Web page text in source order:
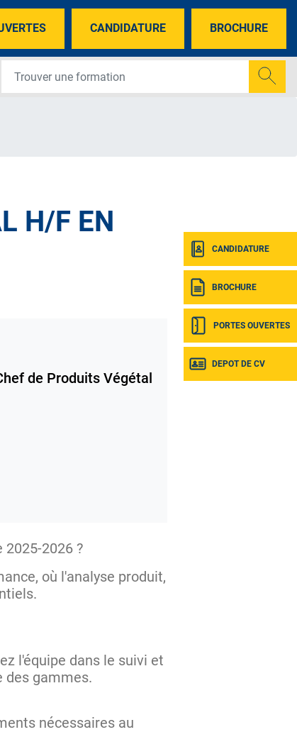
CANDIDATURE BROCHURE
CANDIDATURE
BROCHURE
PORTES OUVERTES
DEPOT DE CV
H/F EN
de Produits Végétal
2025-2026 ?
où l'analyse produit,
l'équipe dans le suivi et
des gammes.
nécessaires au